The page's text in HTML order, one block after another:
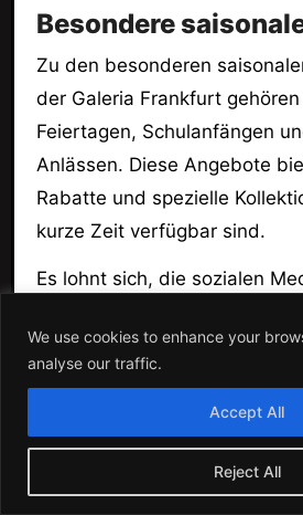
We use cookies to enhance your
analyse our traffic.
Reject All
Accept All
Besondere
Zu den besonderen
der Galeria Frankfurt
Feiertagen, Schulanfängen
Anlässen. Diese Angebote
Rabatte und spezielle
kurze Zeit verfügbar sind.
Es lohnt sich, die sozialen
verpassen und von den
profitieren!